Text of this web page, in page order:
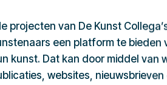
projecten van De Kunst
een platform te bieden
kunst. Dat kan door middel van
websites,